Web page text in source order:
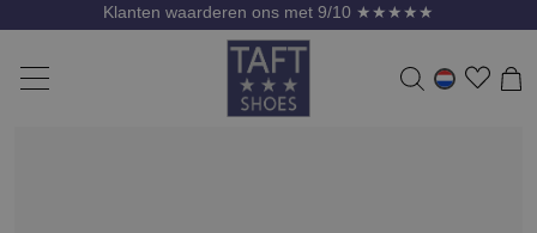
Klanten waarderen ons met 9/10 ★★★★★